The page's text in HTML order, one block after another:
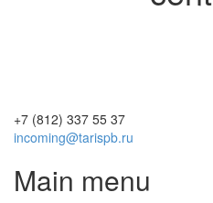
+7 (812) 337 55 37
incoming@tarispb.ru
Main menu